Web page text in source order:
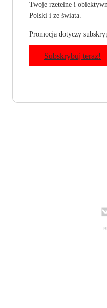
Twoje rzetelne i
Polski i ze świata.
Promocja dotyczy
Subskrybuj teraz!